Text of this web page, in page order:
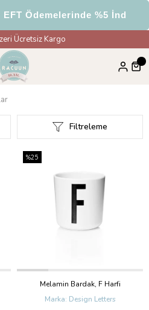
%5 İndirim
Ücretsiz Kargo
Filtreleme
Melamin Bardak, F Harfi
Design Letters
%25